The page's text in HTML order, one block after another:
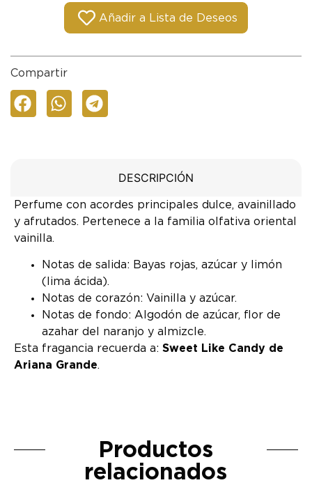
Añadir a Lista de Deseos
Compartir
DESCRIPCIÓN
Perfume con acordes principales dulce, avainillado
y afrutados. Pertenece a la familia olfativa oriental
vainilla.
Notas de salida: Bayas rojas, azúcar y limón
(lima ácida).
Notas de corazón: Vainilla y azúcar.
Notas de fondo: Algodón de azúcar, flor de
azahar del naranjo y almizcle.
Esta fragancia recuerda a: Sweet Like Candy de
Ariana Grande.
Productos
relacionados